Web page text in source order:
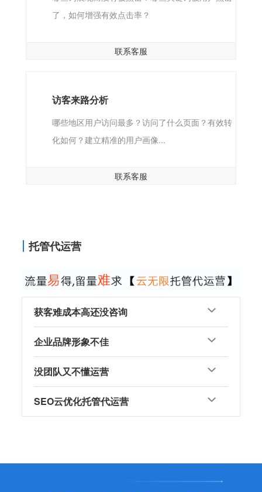
了，如何增强有效点击率？
联系客服
访客来路分析
哪些地区用户访问最多？访问了什么页面？有效转
化如何？建立精准的用户画像...
联系客服
托管代运营
获客难成本高还没咨询
企业品牌形象不佳
没团队又不懂运营
SEO云优化托管代运营